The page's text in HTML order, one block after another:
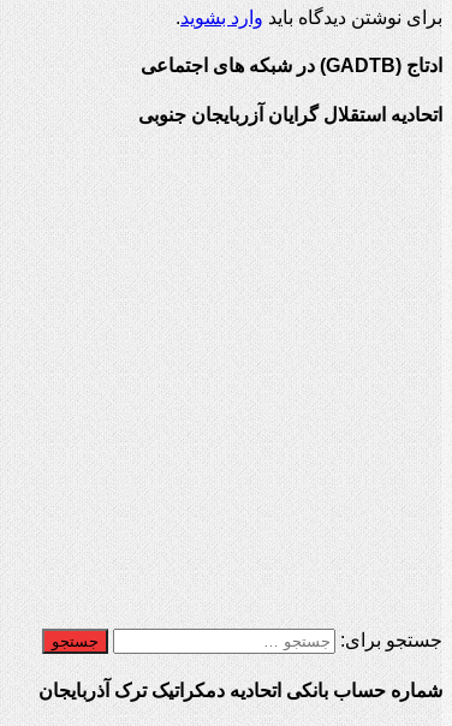
برای نوشتن دیدگاه بایدوارد بشوید.
ادتاج (GADTB) در شبکه های اجتماعی
اتحادیه استقلال گرایان آزربایجان جنوبی
جستجو برای:
شماره حساب بانکی اتحادیه دمکراتیک ترک آذربایجان